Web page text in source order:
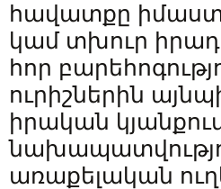
հավատքը իմաստ
կամ տխուր
հոր
ուրիշներին
իրական
առաքելական